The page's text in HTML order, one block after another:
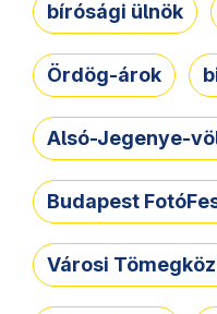
bírósági ülnök
Ördög-árok
Alsó-Jegenye-
Budapest
Városi